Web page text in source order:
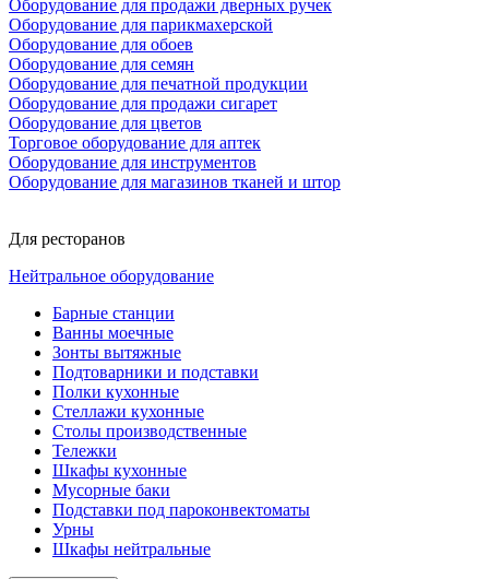
Оборудование для продажи дверных ручек
Оборудование для парикмахерской
Оборудование для обоев
Оборудование для семян
Оборудование для печатной продукции
Оборудование для продажи сигарет
Оборудование для цветов
Торговое оборудование для аптек
Оборудование для инструментов
Оборудование для магазинов тканей и штор
Для ресторанов
Нейтральное оборудование
Барные станции
Ванны моечные
Зонты вытяжные
Подтоварники и подставки
Полки кухонные
Стеллажи кухонные
Столы производственные
Тележки
Шкафы кухонные
Мусорные баки
Подставки под пароконвектоматы
Урны
Шкафы нейтральные